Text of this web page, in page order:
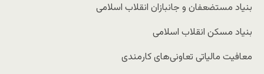
بنیاد مستضعفان و جانبازان انقلاب اسلامی
بنیاد مسکن انقلاب اسلامی
معافیت مالیاتی تعاونی‌های کارمندی